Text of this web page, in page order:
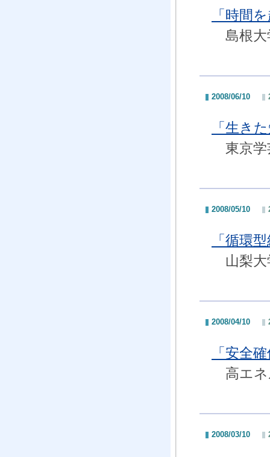
「時間
島根大
2008/06/10
「生き
東京学
2008/05/10
「循環
山梨大
2008/04/10
「安全
高エネ
2008/03/10